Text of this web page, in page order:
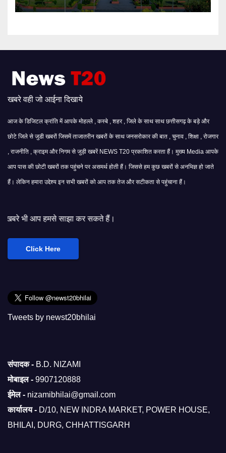
खबरे वही जो आईना दिखाये
आज के डिजिटल क्रांति में आपके मोहल्ले , कस्बे , शहर , जिले के साथ साथ छत्तीसगढ़ के बड़े और
छोटे जिले से जुडी खबरों जिसमें ताजातरीन खबरों के साथ जनसरोकार की बात , चुनाव , शिक्षा , रोजगार
, राजनीति , क्राइम और निगम से जुड़ी खबरें NEWS T20 प्रकाशित करता हैं। मुख्य Media आपके
आप पास की छोटी खबरों तक पहुंचने पर असमर्थ होती हैं। जिससे हम कुछ खबरों से अनभिज्ञ हो जाते
हैं। लेकिन हमारा उद्देश्य इन सभी खबरों को आप तक तेज और सटीकता से पहुंचाना हैं।
साझा कर सकते हैं।
Click Here
Tweets by newst20bhilai
संपादक - B.D. NIZAMI
मोबाइल - 9907120888
ईमेल - nizamibhilai@gmail.com
कार्यालय - D/10, NEW INDRA MARKET, POWER HOUSE,
BHILAI, DURG, CHHATTISGARH